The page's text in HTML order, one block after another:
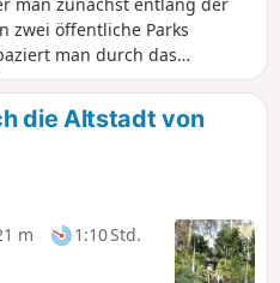
zwei öffentliche Parks
man durch das
mit seinen gepflasterten
Mit dem Palais Saint-
der Oper, dem Parlament
erwartet Sie ein
die Altstadt von
m
1:10 Std.